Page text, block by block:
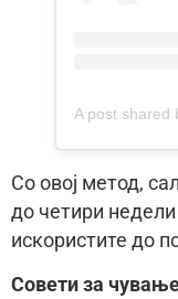
Со овој метод,
до четири
искористите до
Совети за